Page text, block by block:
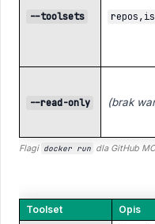
Flagi docker run dla GitHub
--toolsets
--read-only (brak
Toolset Opis